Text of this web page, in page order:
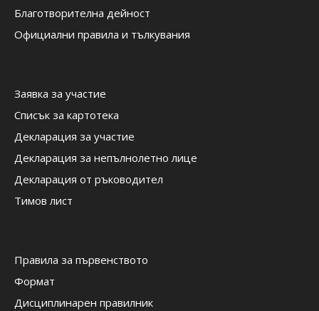
Благотворителна дейност
Официални правила и тълкувания
Заявка за участие
Списък за картотека
Декларация за участие
Декларация за непълнолетно лице
Декларация от ръководител
Тимов лист
Правила за първенството
Формат
Дисциплинарен правилник